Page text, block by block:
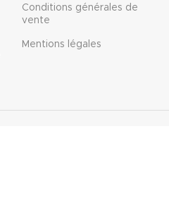
Conditions générales de
vente
Mentions légales